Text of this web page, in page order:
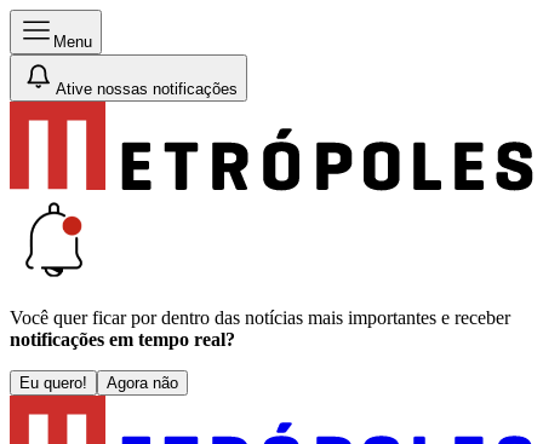
Menu
Ative nossas notificações
Você quer ficar por dentro das notícias mais importantes e receber
notificações em tempo real?
Eu quero! Agora não